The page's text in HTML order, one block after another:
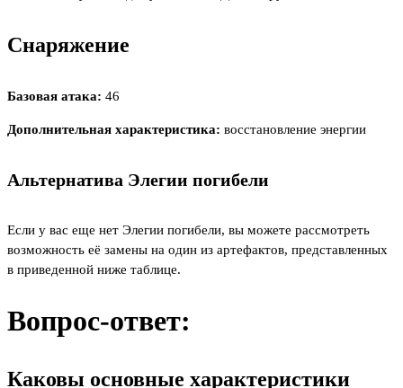
Снаряжение
Базовая атака: 46
Дополнительная характеристика: восстановление энергии
Альтернатива Элегии погибели
Если у вас еще нет Элегии погибели, вы можете рассмотреть
возможность её замены на один из артефактов, представленных
в приведенной ниже таблице.
Вопрос-ответ:
Каковы основные характеристики